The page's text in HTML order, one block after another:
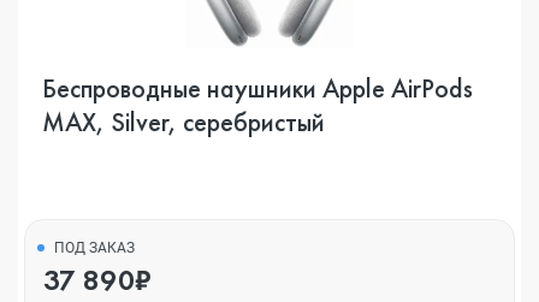
Беспроводные наушники Apple AirPods
MAX, Silver, серебристый
ПОД ЗАКАЗ
37 890₽